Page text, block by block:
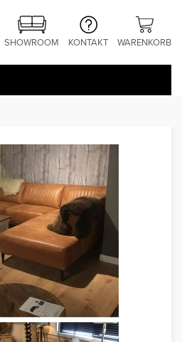
SHOWROOM KONTAKT WARENKORB